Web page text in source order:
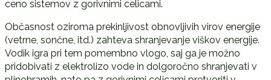
ceno sistemov z gorivnimi celicami.
Občasnost oziroma prekinljivost obnovljivih virov energije
(vetrne, sončne, itd.) zahteva shranjevanje viškov energije.
Vodik igra pri tem pomembno vlogo, saj ga je možno
pridobivati z elektrolizo vode in dolgoročno shranjevati v